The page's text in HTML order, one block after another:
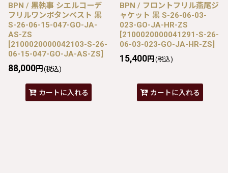
BPN / 黒執事 シエルコーデ
フリルワンボタンベスト 黒
S-26-06-15-047-GO-JA-
AS-ZS
[2100020000042103-S-26-
06-15-047-GO-JA-AS-ZS]
88,000円 (税込)
カートに入れる
BPN / フロントフリル燕尾ジ
ャケット 黒 S-26-06-03-
023-GO-JA-HR-ZS
[2100020000041291-S-26-
06-03-023-GO-JA-HR-ZS]
15,400円 (税込)
カートに入れる